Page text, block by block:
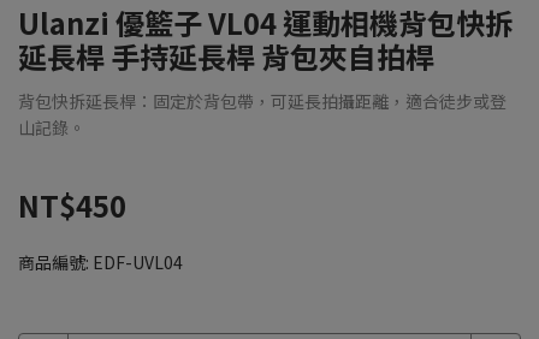
Ulanzi 優籃子 VL04 運動相機背包快拆
延長桿 手持延長桿 背包夾自拍桿
背包快拆延長桿：固定於背包帶，可延長拍攝距離，適合徒步或登
山記錄。
NT$450
商品編號: EDF-UVL04